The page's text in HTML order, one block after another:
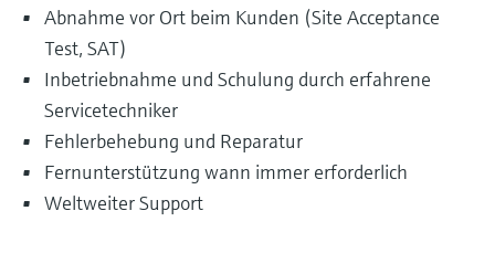
Abnahme vor Ort beim Kunden (Site Acceptance
Test, SAT)
Inbetriebnahme und Schulung durch erfahrene
Servicetechniker
Fehlerbehebung und Reparatur
Fernunterstützung wann immer erforderlich
Weltweiter Support